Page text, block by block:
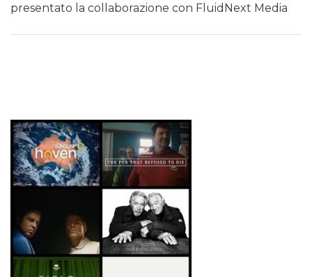
presentato la collaborazione con FluidNext Media